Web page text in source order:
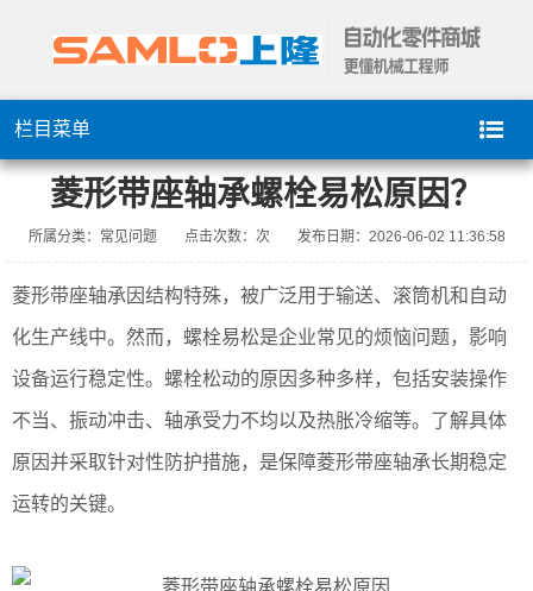
栏目菜单
菱形带座轴承螺栓易松原因？
所属分类：常见问题 点击次数： 次 发布日期：2026-06-02 11:36:58
菱形带座轴承因结构特殊，被广泛用于输送、滚筒机和自动
化生产线中。然而，螺栓易松是企业常见的烦恼问题，影响
设备运行稳定性。螺栓松动的原因多种多样，包括安装操作
不当、振动冲击、轴承受力不均以及热胀冷缩等。了解具体
原因并采取针对性防护措施，是保障菱形带座轴承长期稳定
运转的关键。